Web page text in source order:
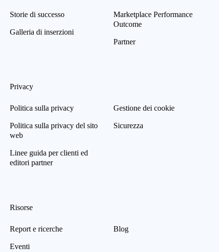
Storie di successo
Galleria di inserzioni
Marketplace Performance
Outcome
Partner
Privacy
Politica sulla privacy
Politica sulla privacy del sito
web
Linee guida per clienti ed
editori partner
Gestione dei cookie
Sicurezza
Risorse
Report e ricerche
Eventi
Blog